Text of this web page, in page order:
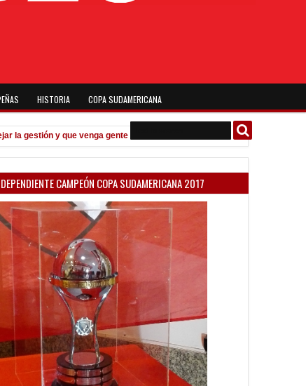
HISTORIA COPA SUDAMERICANA
y que venga gente nueva" Todo confirmado en la Copa
CAMPEÓN COPA SUDAMERICANA 2017